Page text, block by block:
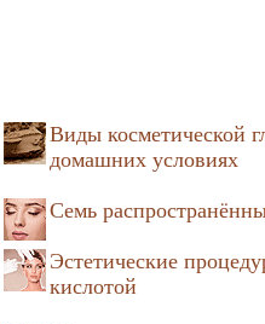
Виды косметической
домашних условиях
Семь
Эстетические
кислотой